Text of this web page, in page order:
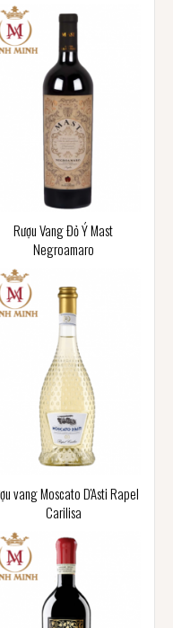
Rượu Vang Đỏ Ý Mast
Negroamaro
vang Moscato D'Asti Rapel
Carilisa